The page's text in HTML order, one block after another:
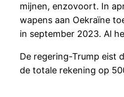
mijnen, enzovoort. In
wapens aan Oekraïne
in september 2023. Al
De regering-Trump eist
de totale rekening op